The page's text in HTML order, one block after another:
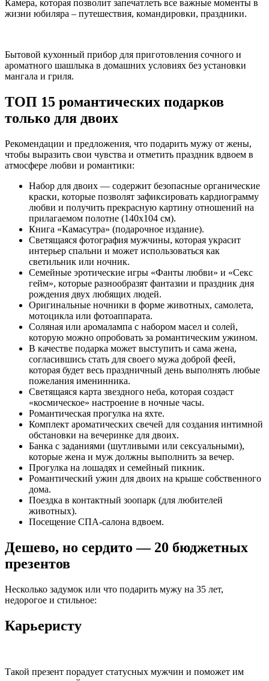
Камера, которая позволит запечатлеть все важные моменты в
жизни юбиляра – путешествия, командировки, праздники.
Бытовой кухонный прибор для приготовления сочного и
ароматного шашлыка в домашних условиях без установки
мангала и гриля.
ТОП 15 романтических подарков
только для двоих
Рекомендации и предложения, что подарить мужу от жены,
чтобы выразить свои чувства и отметить праздник вдвоем в
атмосфере любви и романтики:
Набор для двоих — содержит безопасные органические
краски, которые позволят зафиксировать кардиограмму
любви и получить прекрасную картину отношений на
прилагаемом полотне (140х104 см).
Книга «Камасутра» (подарочное издание).
Светящаяся фотография мужчины, которая украсит
интерьер спальни и может использоваться как
светильник или ночник.
Семейные эротические игры «Фанты любви» и «Секс
гейм», которые разнообразят фантазии и праздник дня
рождения двух любящих людей.
Оригинальные ночники в форме животных, самолета,
мотоцикла или фотоаппарата.
Соляная или аромалампа с набором масел и солей,
которую можно опробовать за романтическим ужином.
В качестве подарка может выступить и сама жена,
согласившись стать для своего мужа доброй феей,
которая будет весь праздничный день выполнять любые
пожелания именинника.
Светящаяся карта звездного неба, которая создаст
«космическое» настроение в ночные часы.
Романтическая прогулка на яхте.
Комплект ароматических свечей для создания интимной
обстановки на вечеринке для двоих.
Банка с заданиями (шутливыми или сексуальными),
которые жена и муж должны выполнить за вечер.
Прогулка на лошадях и семейный пикник.
Романтический ужин для двоих на крыше собственного
дома.
Поездка в контактный зоопарк (для любителей
животных).
Посещение СПА-салона вдвоем.
Дешево, но сердито — 20 бюджетных
презентов
Несколько задумок или что подарить мужу на 35 лет,
недорогое и стильное:
Карьеристу
Такой презент порадует статусных мужчин и поможет им